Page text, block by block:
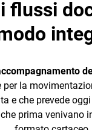
Spedizione
INDUSTRY 4.0
flussi
la
e che prevede
prima venivano